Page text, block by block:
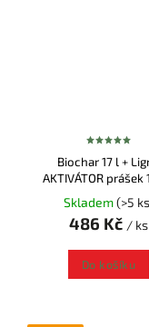
Biochar 17 l +
AKTIVÁTOR prášek
Skladem(>5
486 Kč / ks
Do košíku